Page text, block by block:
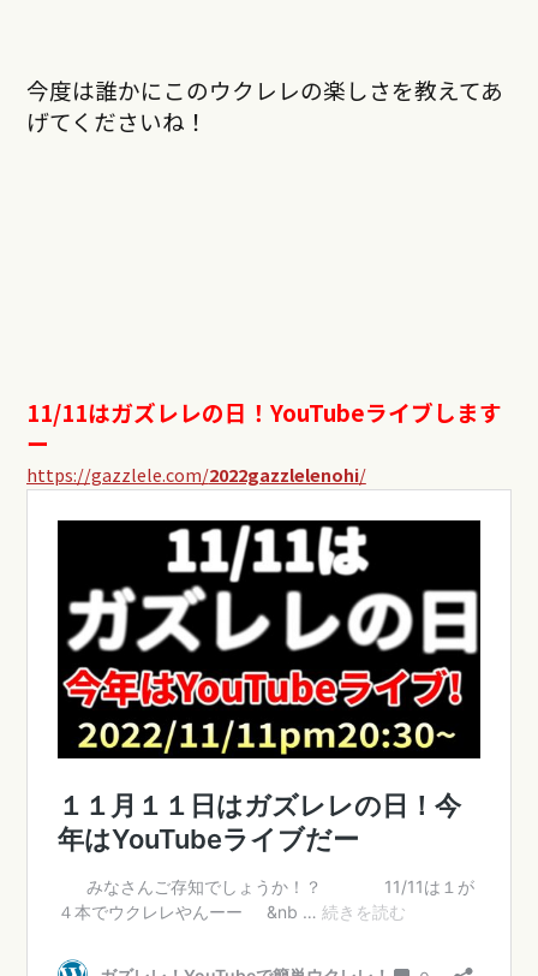
今度は誰かにこのウクレレの楽しさを教えてあ
げてくださいね！
11/11はガズレレの日！YouTubeライブします
ー
https://gazzlele.com/2022gazzlelenohi/